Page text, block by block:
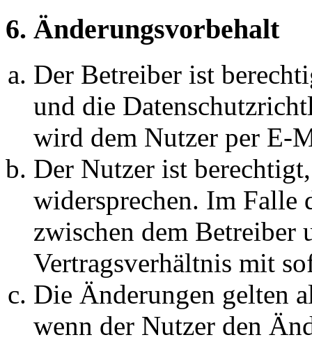
6. Änderungsvorbehalt
Der Betreiber ist
und die
wird dem Nutzer per E-
Der Nutzer ist
widersprechen. Im Falle
zwischen dem Betreiber
Vertragsverhältnis mit
Die Änderungen gelten
wenn der Nutzer den